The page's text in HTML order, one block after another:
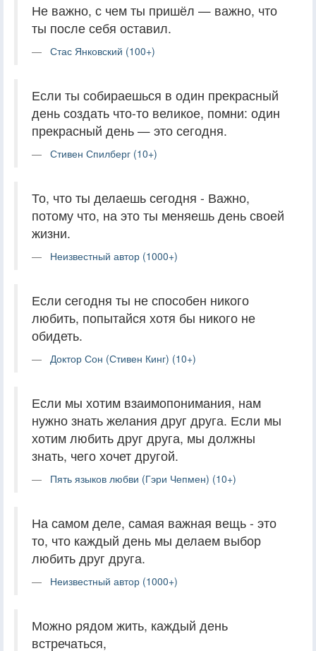
Не важно, с чем ты пришёл — важно, что
ты после себя оставил.
Стас Янковский (100+)
Если ты собираешься в один прекрасный
день создать что-то великое, помни: один
прекрасный день — это сегодня.
Стивен Спилберг (10+)
То, что ты делаешь сегодня - Важно,
потому что, на это ты меняешь день своей
жизни.
Неизвестный автор (1000+)
Если сегодня ты не способен никого
любить, попытайся хотя бы никого не
обидеть.
Доктор Сон (Стивен Кинг) (10+)
Если мы хотим взаимопонимания, нам
нужно знать желания друг друга. Если мы
хотим любить друг друга, мы должны
знать, чего хочет другой.
Пять языков любви (Гэри Чепмен) (10+)
На самом деле, самая важная вещь - это
то, что каждый день мы делаем выбор
любить друг друга.
Неизвестный автор (1000+)
Можно рядом жить, каждый день
встречаться,